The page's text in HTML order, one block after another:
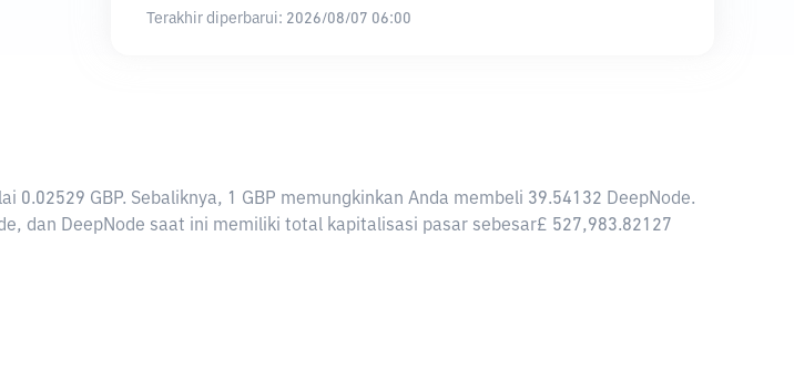
Terakhir diperbarui: 2026/08/07 06:00
0.02529 GBP. Sebaliknya, 1 GBP memungkinkan Anda membeli 39.54132 DeepNode.
dan DeepNode saat ini memiliki total kapitalisasi pasar sebesar£ 527,983.82127